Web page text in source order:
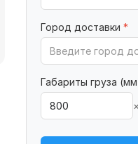
Город доставки *
Габариты груза
×